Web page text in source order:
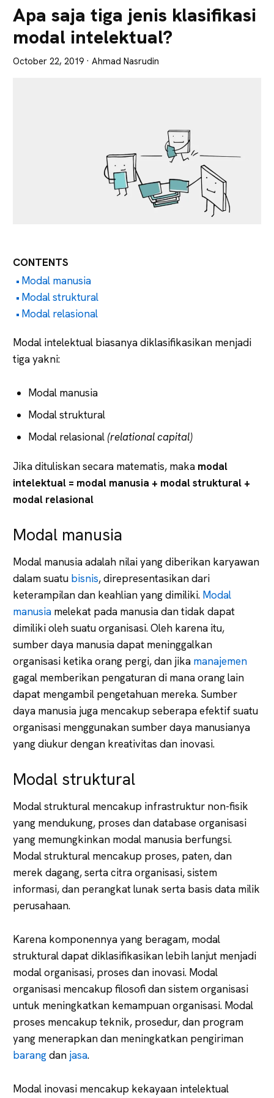
Tajam
Apa saja tiga jenis klasifikasi
modal intelektual?
October 22, 2019 · Ahmad Nasrudin
CONTENTS
Modal manusia
Modal struktural
Modal relasional
Modal intelektual biasanya diklasifikasikan menjadi
tiga yakni:
Modal manusia
Modal struktural
Modal relasional (relational capital)
Jika dituliskan secara matematis, maka modal
intelektual = modal manusia + modal struktural +
modal relasional
Modal manusia
Modal manusia adalah nilai yang diberikan karyawan
dalam suatu bisnis, direpresentasikan dari
keterampilan dan keahlian yang dimiliki. Modal
manusia melekat pada manusia dan tidak dapat
dimiliki oleh suatu organisasi. Oleh karena itu,
sumber daya manusia dapat meninggalkan
organisasi ketika orang pergi, dan jika manajemen
gagal memberikan pengaturan di mana orang lain
dapat mengambil pengetahuan mereka. Sumber
daya manusia juga mencakup seberapa efektif suatu
organisasi menggunakan sumber daya manusianya
yang diukur dengan kreativitas dan inovasi.
Modal struktural
Modal struktural mencakup infrastruktur non-fisik
yang mendukung, proses dan database organisasi
yang memungkinkan modal manusia berfungsi.
Modal struktural mencakup proses, paten, dan
merek dagang, serta citra organisasi, sistem
informasi, dan perangkat lunak serta basis data milik
perusahaan.
Karena komponennya yang beragam, modal
struktural dapat diklasifikasikan lebih lanjut menjadi
modal organisasi, proses dan inovasi. Modal
organisasi mencakup filosofi dan sistem organisasi
untuk meningkatkan kemampuan organisasi. Modal
proses mencakup teknik, prosedur, dan program
yang menerapkan dan meningkatkan pengiriman
barangdan jasa.
Modal inovasi mencakup kekayaan intelektual